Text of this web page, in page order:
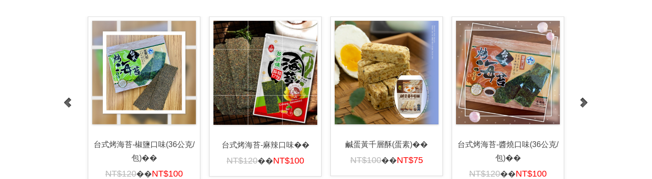
台式烤海苔-椒鹽口味(36公克/
包)��
NT$120��NT$100
台式烤海苔-麻辣口味��
NT$120��NT$100
鹹蛋黃千層酥(蛋素)��
NT$100��NT$75
台式烤海苔-醬燒口味(36公克/
包)��
NT$120��NT$100